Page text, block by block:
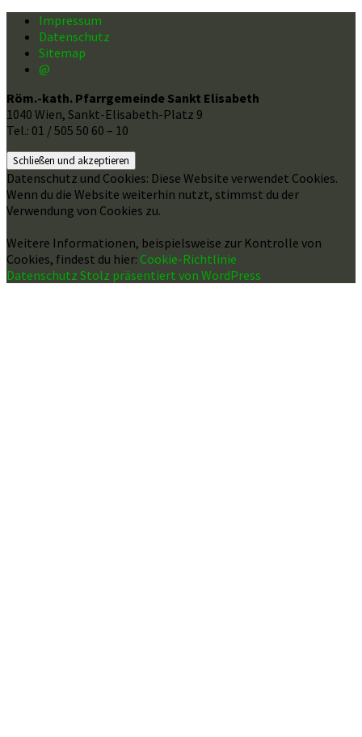
Impressum
Datenschutz
Sitemap
@
Röm.-kath. Pfarrgemeinde Sankt Elisabeth
1040 Wien, Sankt-Elisabeth-Platz 9
Tel.: 01 / 505 50 60 – 10
Datenschutz und Cookies: Diese Website verwendet Cookies.
Wenn du die Website weiterhin nutzt, stimmst du der
Verwendung von Cookies zu.
Weitere Informationen, beispielsweise zur Kontrolle von
Cookies, findest du hier: Cookie-Richtlinie
Datenschutz Stolz präsentiert von WordPress